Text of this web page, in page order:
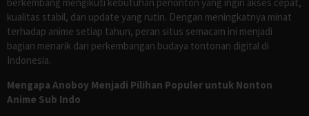
kualitas stabil, dan update yang rutin. Dengan meningkatnya minat
terhadap anime setiap tahun, peran situs semacam ini menjadi
bagian menarik dari perkembangan budaya tontonan digital di
Indonesia.
Mengapa Anoboy Menjadi Pilihan Populer untuk Nonton
Anime Sub Indo